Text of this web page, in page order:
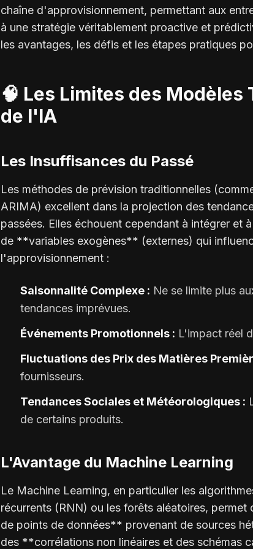
chaîne d'approvisionnement, permettant aux
à une stratégie véritablement proactive et
les avantages, les défis et les étapes pratiques
🧠 Les Limites des
de l'IA
Les Insuffisances du Passé
Les méthodes de prévision traditionnelles
ARIMA) excellent dans la projection des
passées. Elles échouent cependant à intégrer et
de **variables exogènes** (externes) qui
l'approvisionnement :
Saisonnalité Complexe : Ne se limite plus
tendances imprévues.
Événements Promotionnels : L'impact réel
Fluctuations des Prix des Matières
fournisseurs.
Tendances Sociales et Météorologiques :
de certains produits.
L'Avantage du Machine Learning
Le Machine Learning, en particulier les
récurrents (RNN) ou les forêts aléatoires,
de points de données** provenant de sources
des **corrélations non linéaires et des schémas